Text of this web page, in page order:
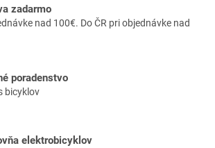
r
v
ý
u
zadarmo
nad 100€. Do ČR pri objednávke nad
poradenstvo
bicyklov
elektrobicyklov